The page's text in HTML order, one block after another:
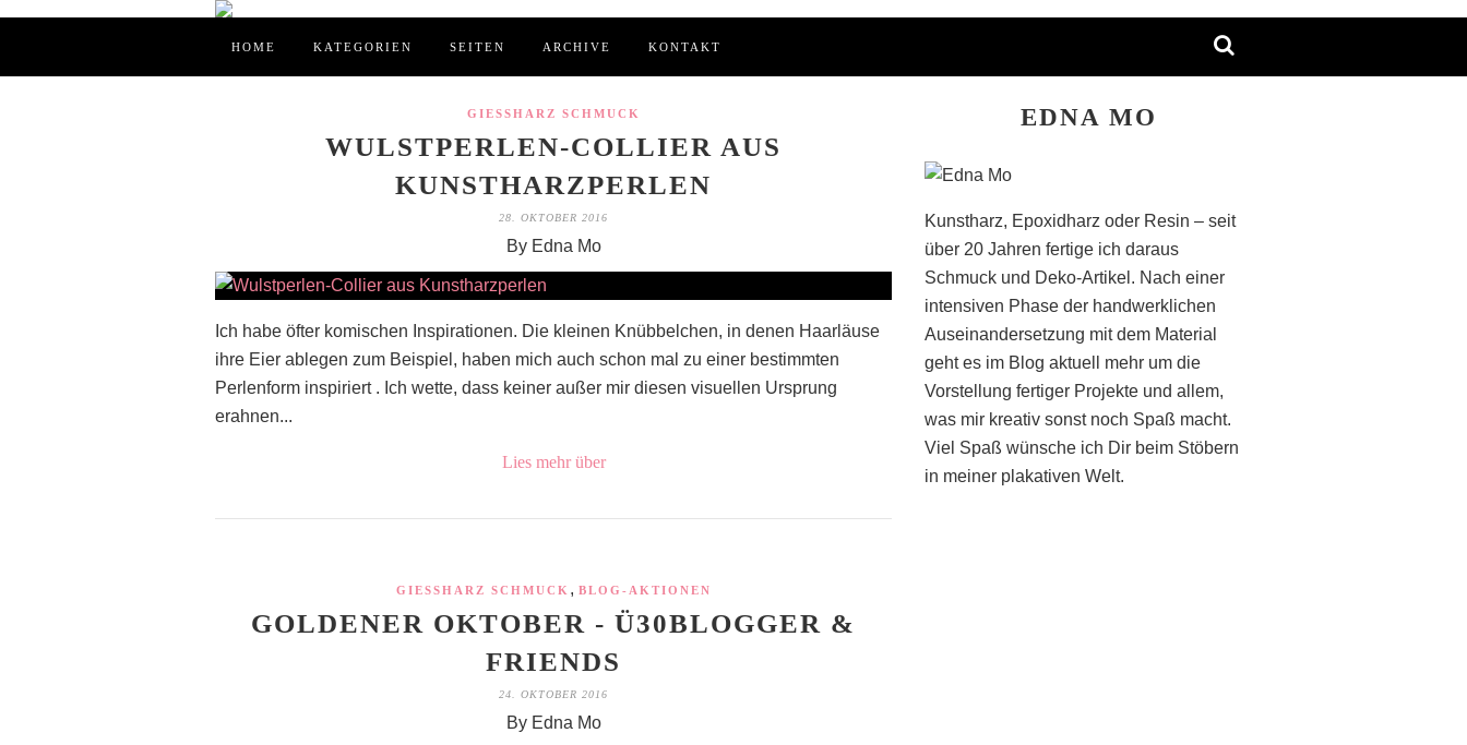
HOME KATEGORIEN SEITEN ARCHIVE KONTAKT
GIESSHARZ SCHMUCK
WULSTPERLEN-COLLIER AUS
KUNSTHARZPERLEN
28. OKTOBER 2016
By Edna Mo
Ich habe öfter komischen Inspirationen. Die kleinen Knübbelchen, in denen Haarläuse
ihre Eier ablegen zum Beispiel, haben mich auch schon mal zu einer bestimmten
Perlenform inspiriert . Ich wette, dass keiner außer mir diesen visuellen Ursprung
erahnen...
Lies mehr über
GIESSHARZ SCHMUCK , BLOG-AKTIONEN
GOLDENER OKTOBER - Ü30BLOGGER &
FRIENDS
24. OKTOBER 2016
By Edna Mo
EDNA MO
Kunstharz, Epoxidharz oder Resin – seit
über 20 Jahren fertige ich daraus
Schmuck und Deko-Artikel. Nach einer
intensiven Phase der handwerklichen
Auseinandersetzung mit dem Material
geht es im Blog aktuell mehr um die
Vorstellung fertiger Projekte und allem,
was mir kreativ sonst noch Spaß macht.
Viel Spaß wünsche ich Dir beim Stöbern
in meiner plakativen Welt.